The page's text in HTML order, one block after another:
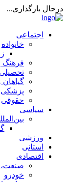
درحال بارگذاری...
اجتماعی
خانواده
تحصیلی
گیاهان
پزشکی
حقوقی
سیاسی
ورزشی
استانی
اقتصادی
صنعت،
خودرو